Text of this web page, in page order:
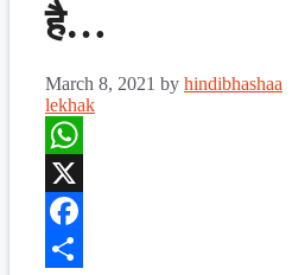
है…
March 8, 2021 by hindibhashaa
lekhak
WhatsApp
X
Facebook